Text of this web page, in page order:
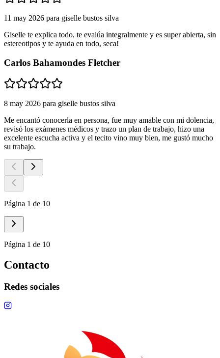
11 may 2026 para giselle bustos silva
Giselle te explica todo, te evalúa integralmente y es super abierta, sin
estereotipos y te ayuda en todo, seca!
Carlos Bahamondes Fletcher
8 may 2026 para giselle bustos silva
Me encantó conocerla en persona, fue muy amable con mi dolencia,
revisó los exámenes médicos y trazo un plan de trabajo, hizo una
excelente escucha activa y el tecito vino muy bien, me gustó mucho
su trabajo.
Página 1 de 10
Página 1 de 10
Contacto
Redes sociales